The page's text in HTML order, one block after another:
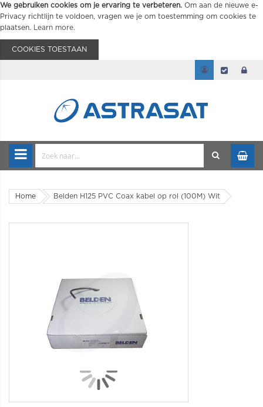
We gebruiken cookies om je ervaring te verbeteren. Om aan de nieuwe e-
Privacy richtlijn te voldoen, vragen we je om toestemming om cookies te
plaatsen.
Learn more.
COOKIES TOESTAAN
Home Belden H125 PVC Coax kabel op rol (100M) Wit